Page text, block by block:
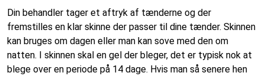
Din behandler tager et aftryk af tænderne og der
fremstilles en klar skinne der passer til dine tænder. Skinnen
kan bruges om dagen eller man kan sove med den om
natten. I skinnen skal en gel der bleger, det er typisk nok at
blege over en periode på 14 dage. Hvis man så senere hen